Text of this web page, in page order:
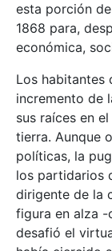
esta porción
1868 para,
económica,
Los habitantes
incremento de
sus raíces en
tierra. Aunque
políticas, la
los partidarios
dirigente de la
figura en alza
desafió el